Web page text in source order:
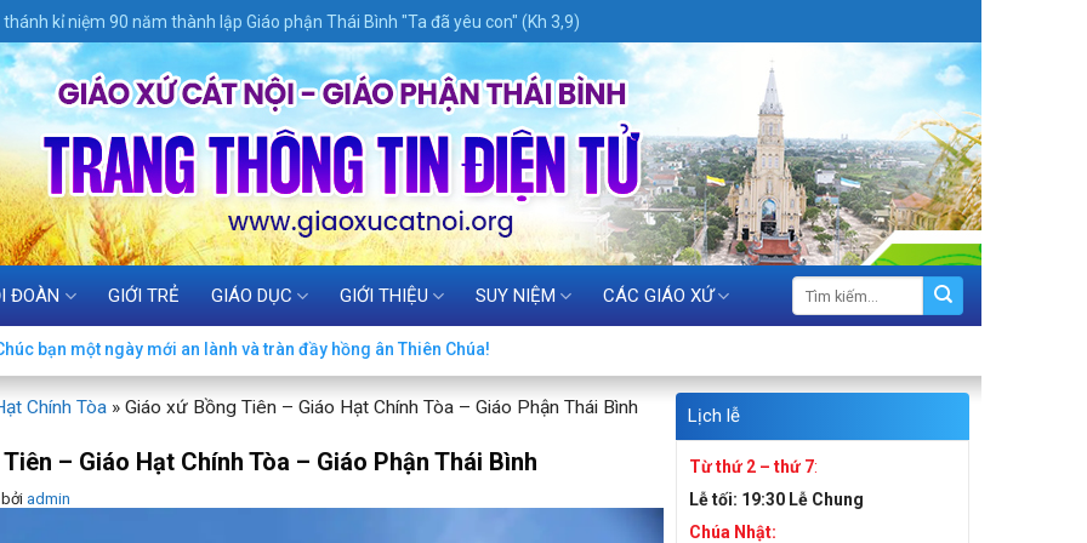
kỉ niệm 90 năm thành lập Giáo phận Thái Bình "Ta đã yêu con" (Kh 3,9)
ĐOÀN GIỚI TRẺ GIÁO DỤC GIỚI THIỆU SUY NIỆM CÁC GIÁO XỨ
bạn một ngày mới an lành và tràn đầy hồng ân Thiên Chúa!
Chính Tòa » Giáo xứ Bồng Tiên – Giáo Hạt Chính Tòa – Giáo Phận Thái Bình
– Giáo Hạt Chính Tòa – Giáo Phận Thái Bình
bởi admin
Lịch lễ
Từ thứ 2 – thứ 7:
Lễ tối: 19:30 Lễ Chung
Chúa Nhật: